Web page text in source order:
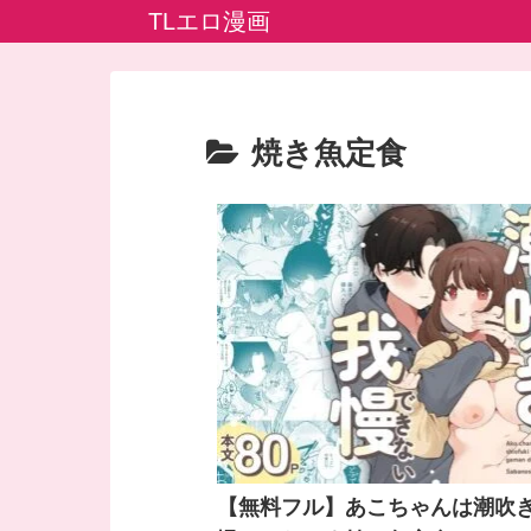
TLエロ漫画
焼き魚定食
【無料フル】あこちゃんは潮吹